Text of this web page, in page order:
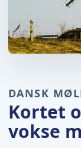
DANSK
Kortet
vokse